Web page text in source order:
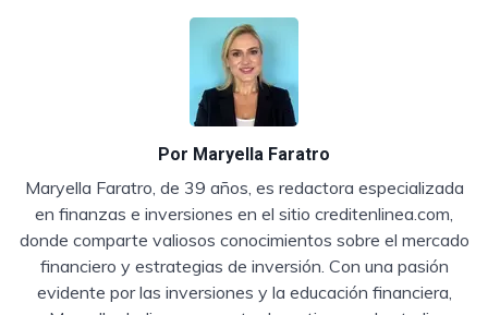
Por Maryella Faratro
Maryella Faratro, de 39 años, es redactora especializada
en finanzas e inversiones en el sitio creditenlinea.com,
donde comparte valiosos conocimientos sobre el mercado
financiero y estrategias de inversión. Con una pasión
evidente por las inversiones y la educación financiera,